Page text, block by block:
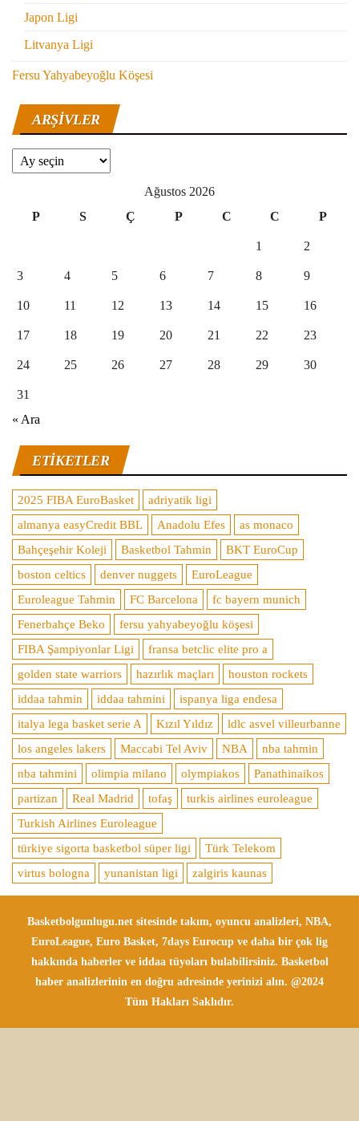
Japon Ligi
Litvanya Ligi
Fersu Yahyabeyoğlu Köşesi
ARŞIVLER
Arşivler
Ağustos 2026
P
S Ç P C C P
1 2
3 4 5 6 7 8 9
10 11 12 13 14 15 16
17 18 19 20 21 22 23
24 25 26 27 28 29 30
31
« Ara
ETIKETLER
2025 FIBA EuroBasket
adriyatik ligi
almanya easyCredit BBL
Anadolu Efes
as monaco
Bahçeşehir Koleji
Basketbol Tahmin
BKT EuroCup
boston celtics
denver nuggets
EuroLeague
Euroleague Tahmin
FC Barcelona
fc bayern munich
Fenerbahçe Beko
fersu yahyabeyoğlu köşesi
FIBA Şampiyonlar Ligi
fransa betclic elite pro a
golden state warriors
hazırlık maçları
houston rockets
iddaa tahmin
iddaa tahmini
ispanya liga endesa
italya lega basket serie A
Kızıl Yıldız
ldlc asvel villeurbanne
los angeles lakers
Maccabi Tel Aviv NBA
nba tahmin
nba tahmini
olimpia milano olympiakos
Panathinaikos
partizan
Real Madrid tofaş
turkis airlines euroleague
Turkish Airlines Euroleague
türkiye sigorta basketbol süper ligi
Türk Telekom
virtus bologna
yunanistan ligi zalgiris kaunas
Basketbolgunlugu.net sitesinde takım, oyuncu analizleri, NBA,
EuroLeague, Euro Basket, 7days Eurocup ve daha bir çok lig
hakkında haberler ve iddaa tüyoları bulabilirsiniz. Basketbol
haber analizlerinin en doğru adresinde yerinizi alın. @2024
Tüm Hakları Saklıdır.